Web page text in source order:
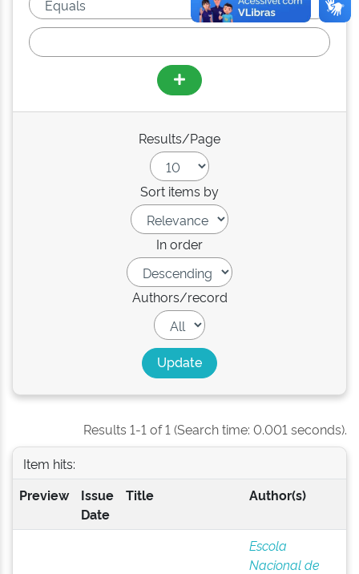
Results/Page
Sort items by
In order
Authors/record
Results 1-1 of 1 (Search time: 0.001 seconds).
Item hits:
Preview
Issue
Date
Title Author(s)
Escola
Nacional de